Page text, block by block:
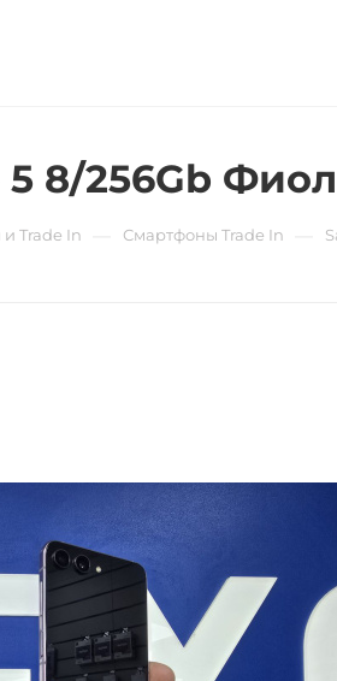
8/256Gb
Trade In Смартфоны Trade In